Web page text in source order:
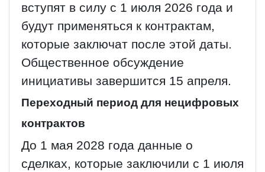
вступят в силу с 1 июля 2026 года и
будут применяться к контрактам,
которые заключат после этой даты.
Общественное обсуждение
инициативы завершится 15 апреля.
Переходный период для нецифровых
контрактов
До 1 мая 2028 года данные о
сделках, которые заключили с 1 июля